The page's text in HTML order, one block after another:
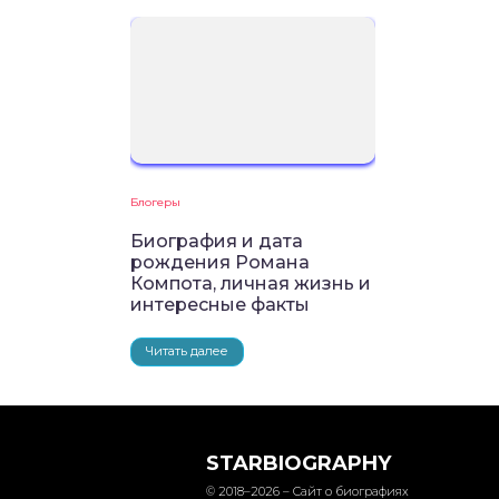
Блогеры
Биография и дата
рождения Романа
Компота, личная жизнь и
интересные факты
Читать далее
STARBIOGRAPHY
© 2018–2026 – Сайт о биографиях